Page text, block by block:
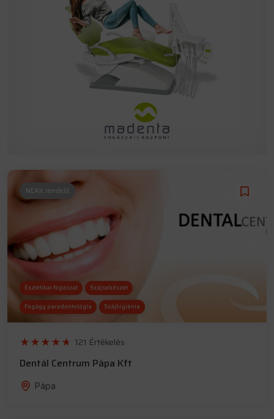
NEAK rendelő
Esztétikai fogászat Szájsebészet
Fogágy parodontológia Szájhigiénia
121 Értékelés
Dentál Centrum Pápa Kft
Pápa